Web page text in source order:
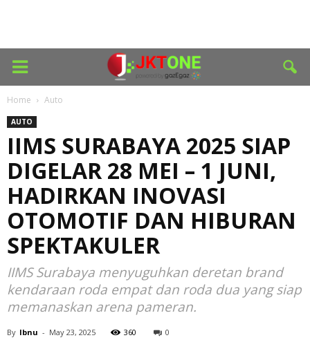
Home Auto
AUTO
IIMS SURABAYA 2025 SIAP
DIGELAR 28 MEI – 1 JUNI,
HADIRKAN INOVASI
OTOMOTIF DAN HIBURAN
SPEKTAKULER
IIMS Surabaya menyuguhkan deretan brand
kendaraan roda empat dan roda dua yang siap
memanaskan arena pameran.
By Ibnu - May 23, 2025 360 0